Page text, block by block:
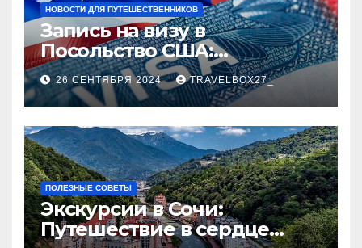
НОВОСТИ ДЛЯ ПУТЕШЕСТВЕННИКОВ
Запись на визу в
Посольство США:
Пошаговое руководство
26 СЕНТЯБРЯ 2024 TRAVELBOX27_
ПОЛЕЗНЫЕ СОВЕТЫ
Экскурсии в Сочи:
Путешествие в сердце